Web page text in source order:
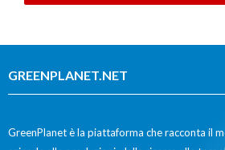
GREENPLANET.NET
GreenPlanet è la piattaforma che racconta il